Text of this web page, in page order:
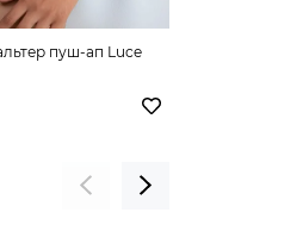
пуш-ап Luce